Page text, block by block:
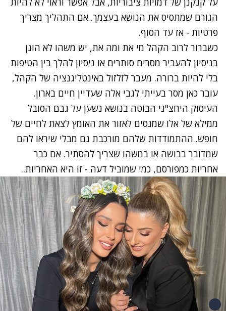
הגורם שמתסיס את הנושא בעצמך. אם התהליך מצריך
פרטיות - אז עד הסוף.
כשברור לרוב הקהל מי את ומה את, יש משהו לא הוגן
בניסיון להעביר מסרים סותרים או ניסיון להלך בין הטיפות
בלי להיות ברורה. מעבר לזלזול באינטליגנציה של הקהל,
עובר כאן מסר בעייתי לגבי אלה שעדיין חיים בארון.
העיסוק היחצ"ני הבוטה בנושא נשען על גבם הסובל
ממילא של אלו שמנסים לאזור את האומץ לצאת לחיים של
חופש. ההתמודדות שלהם מורכבת גם מבלי שיראו להם
שמדובר בבושה או במשהו שצריך להסתיר. אם כבר
אחריות כמפורסם, כמי שמוביל דעה - זו היא האחריות..